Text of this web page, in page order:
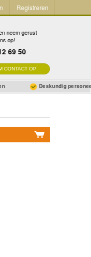
Registreren
neem gerust
op!
69 50
CONTACT OP
Deskundig